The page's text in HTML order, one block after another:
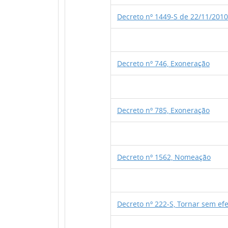
Decreto nº 1449-S de 22/11/2010
Decreto nº 746, Exoneração
Decreto nº 785, Exoneração
Decreto nº 1562, Nomeação
Decreto nº 222-S, Tornar sem